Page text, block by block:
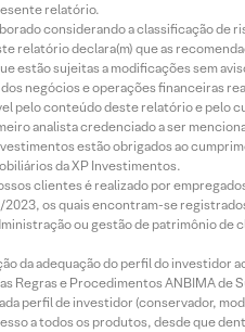
relatório.
considerando a classificação de
relatório declara(m) que as
estão sujeitas a modificações sem
negócios e operações financeiras
pelo conteúdo deste relatório e pelo
analista credenciado a ser
estão obrigados ao
da XP Investimentos.
clientes é realizado por
2023, os quais encontram-se
ou gestão de patrimônio de
da adequação do perfil do
Regras e Procedimentos ANBIMA de
perfil de investidor (conservador,
a todos os produtos, desde que